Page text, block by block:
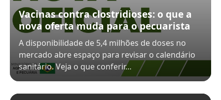
Vacinas contra clostridioses: o que a
nova oferta muda para o pecuarista
A disponibilidade de 5,4 milhões de doses no
mercado abre espaço para revisar o calendário
sanitário. Veja o que conferir…